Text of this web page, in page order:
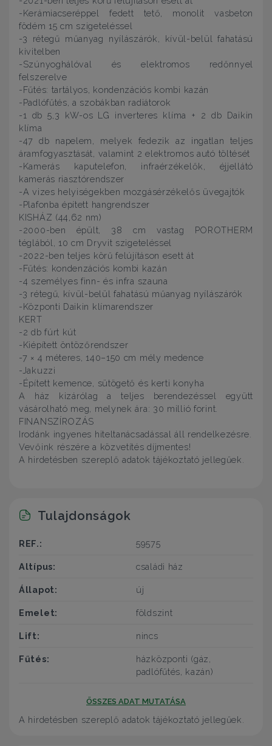
-Kerámiacseréppel fedett tető, monolit vasbeton
födém 15 cm szigeteléssel
-3 rétegű műanyag nyílászárók, kívül-belül fahatású
kivitelben
-Szúnyoghálóval és elektromos redőnnyel
felszerelve
-Fűtés: tartályos, kondenzációs kombi kazán
-Padlófűtés, a szobákban radiátorok
-1 db 5,3 kW-os LG inverteres klíma + 2 db Daikin
klíma
-47 db napelem, melyek fedezik az ingatlan teljes
áramfogyasztását, valamint 2 elektromos autó töltését
-Kamerás kaputelefon, infraérzékelők, éjjellátó
kamerás riasztórendszer
-A vizes helyiségekben mozgásérzékelős üvegajtók
-Plafonba épített hangrendszer
KISHÁZ (44,62 nm)
-2000-ben épült, 38 cm vastag POROTHERM
téglából, 10 cm Dryvit szigeteléssel
-2022-ben teljes körű felújításon esett át
-Fűtés: kondenzációs kombi kazán
-4 személyes finn- és infra szauna
-3 rétegű, kívül-belül fahatású műanyag nyílászárók
-Központi Daikin klímarendszer
KERT
-2 db fúrt kút
-Kiépített öntözőrendszer
-7 × 4 méteres, 140–150 cm mély medence
-Jakuzzi
-Épített kemence, sütögető és kerti konyha
A ház kizárólag a teljes berendezéssel együtt
vásárolható meg, melynek ára: 30 millió forint.
FINANSZÍROZÁS
Irodánk ingyenes hiteltanácsadással áll rendelkezésre.
Vevőink részére a közvetítés díjmentes!
A hirdetésben szereplő adatok tájékoztató jellegűek.
Tulajdonságok
REF.: 59575
Altípus: családi ház
Állapot: új
Emelet: földszint
Lift: nincs
Fűtés:
házközponti (gáz,
padlófűtés, kazán)
ÖSSZES ADAT MUTATÁSA
A hirdetésben szereplő adatok tájékoztató jellegűek.